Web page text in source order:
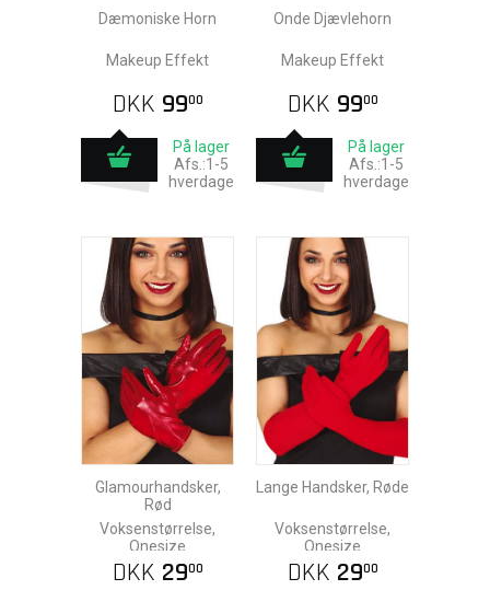
Dæmoniske Horn
Makeup Effekt
DKK 9900
På lager
Afs.:1-5
hverdage
Onde Djævlehorn
Makeup Effekt
DKK 9900
På lager
Afs.:1-5
hverdage
Glamourhandsker,
Rød
Voksenstørrelse,
Onesize
DKK 2900
Lange Handsker, Røde
Voksenstørrelse,
Onesize
DKK 2900